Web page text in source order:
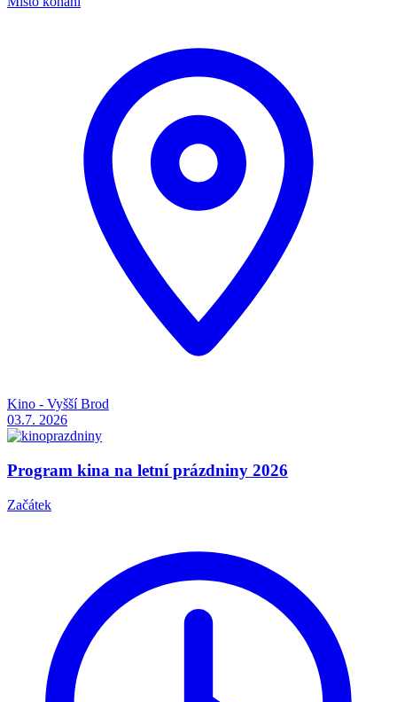
Kino - Vyšší Brod
03.7. 2026
Program kina na letní prázdniny 2026
Začátek